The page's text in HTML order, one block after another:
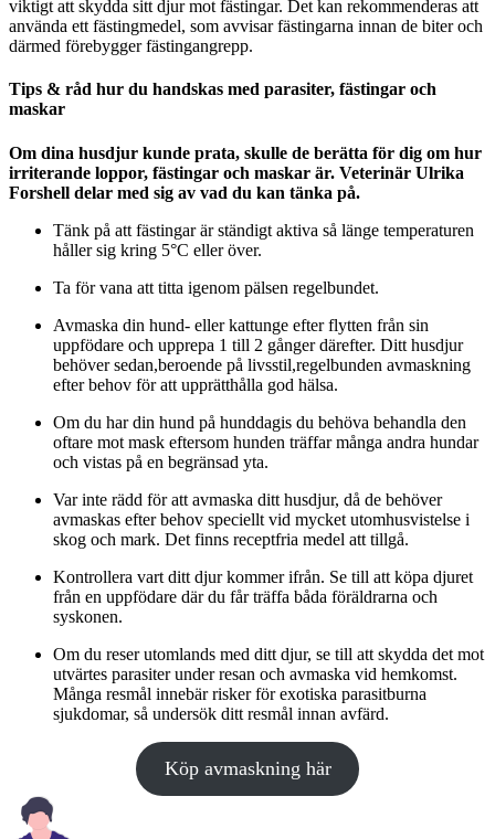
viktigt att skydda sitt djur mot fästingar. Det kan rekommenderas att
använda ett fästingmedel, som avvisar fästingarna innan de biter och
därmed förebygger fästingangrepp.
Tips & råd hur du handskas med parasiter, fästingar och
maskar
Om dina husdjur kunde prata, skulle de berätta för dig om hur
irriterande loppor, fästingar och maskar är. Veterinär Ulrika
Forshell delar med sig av vad du kan tänka på.
Tänk på att fästingar är ständigt aktiva så länge temperaturen
håller sig kring 5°C eller över.
Ta för vana att titta igenom pälsen regelbundet.
Avmaska din hund- eller kattunge efter flytten från sin
uppfödare och upprepa 1 till 2 gånger därefter. Ditt husdjur
behöver sedan,beroende på livsstil,regelbunden avmaskning
efter behov för att upprätthålla god hälsa.
Om du har din hund på hunddagis du behöva behandla den
oftare mot mask eftersom hunden träffar många andra hundar
och vistas på en begränsad yta.
Var inte rädd för att avmaska ditt husdjur, då de behöver
avmaskas efter behov speciellt vid mycket utomhusvistelse i
skog och mark. Det finns receptfria medel att tillgå.
Kontrollera vart ditt djur kommer ifrån. Se till att köpa djuret
från en uppfödare där du får träffa båda föräldrarna och
syskonen.
Om du reser utomlands med ditt djur, se till att skydda det mot
utvärtes parasiter under resan och avmaska vid hemkomst.
Många resmål innebär risker för exotiska parasitburna
sjukdomar, så undersök ditt resmål innan avfärd.
Köp avmaskning här